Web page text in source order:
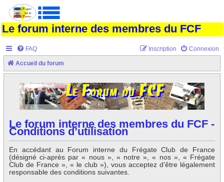
Le forum interne des membres du FCF
FAQ Connexion
Inscription
Accueil du forum
Le forum interne des membres du FCF -
Conditions d’utilisation
En accédant au Forum interne du Frégate Club de France
(désigné ci-après par « nous », « notre », « nos », « Frégate
Club de France », « le club »), vous acceptez d’être légalement
responsable des conditions suivantes.